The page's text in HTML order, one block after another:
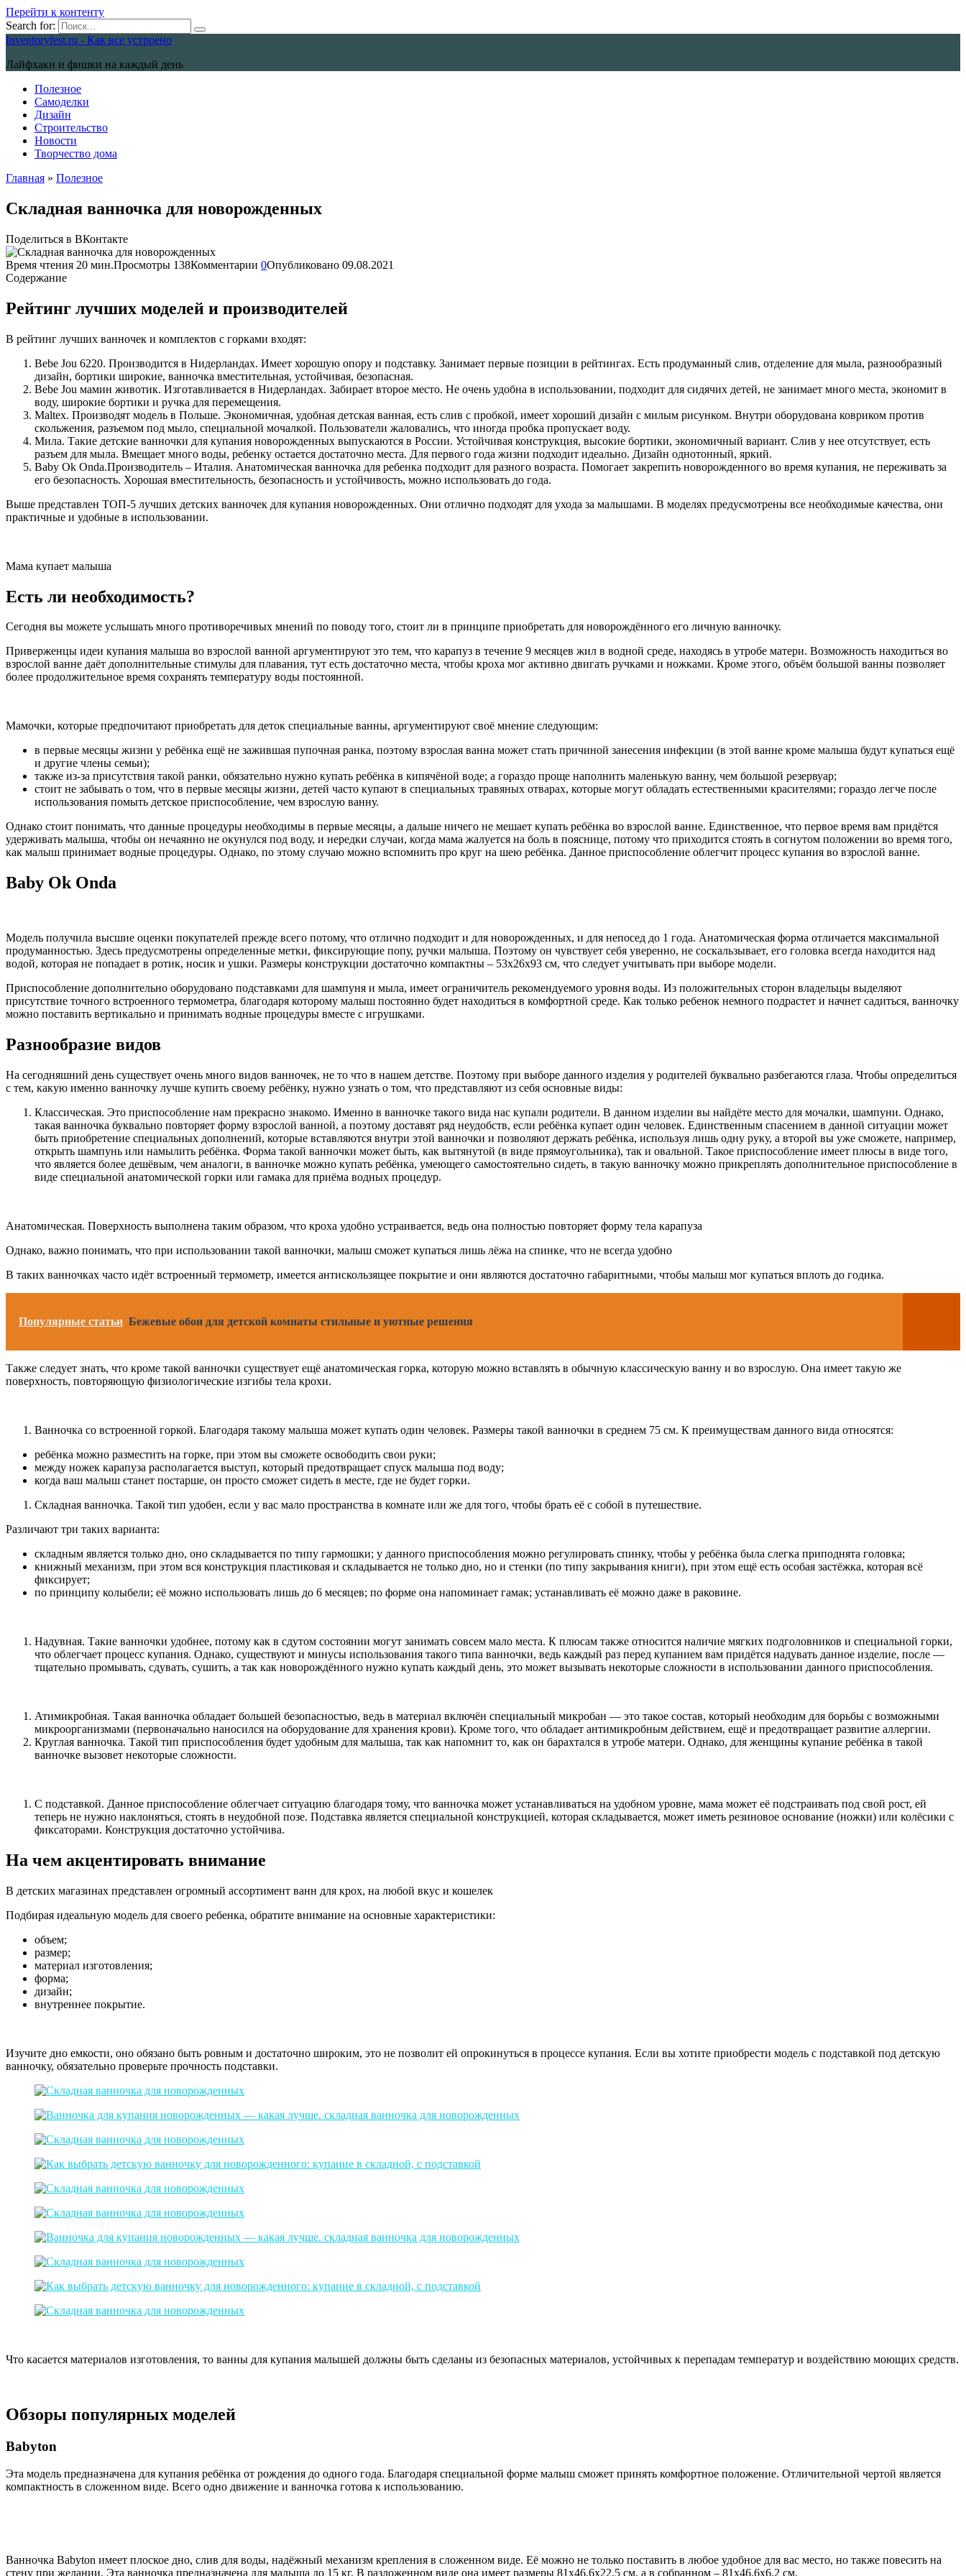
Перейти к контенту
Search for:
Inventoryfest.ru - Как все устроено
Лайфхаки и фишки на каждый день
Полезное
Самоделки
Дизайн
Строительство
Новости
Творчество дома
Главная » Полезное
Складная ванночка для новорожденных
Поделиться в ВКонтакте
Время чтения 20 мин.Просмотры 138Комментарии 0Опубликовано 09.08.2021
Содержание
Рейтинг лучших моделей и производителей
В рейтинг лучших ванночек и комплектов с горками входят:
Bebe Jou 6220. Производится в Нидерландах. Имеет хорошую опору и подставку. Занимает первые позиции в рейтингах. Есть продуманный слив, отделение для мыла, разнообразный
дизайн, бортики широкие, ванночка вместительная, устойчивая, безопасная.
Bebe Jou мамин животик. Изготавливается в Нидерландах. Забирает второе место. Не очень удобна в использовании, подходит для сидячих детей, не занимает много места, экономит в
воду, широкие бортики и ручка для перемещения.
Maltex. Производят модель в Польше. Экономичная, удобная детская ванная, есть слив с пробкой, имеет хороший дизайн с милым рисунком. Внутри оборудована ковриком против
скольжения, разъемом под мыло, специальной мочалкой. Пользователи жаловались, что иногда пробка пропускает воду.
Мила. Такие детские ванночки для купания новорожденных выпускаются в России. Устойчивая конструкция, высокие бортики, экономичный вариант. Слив у нее отсутствует, есть
разъем для мыла. Вмещает много воды, ребенку остается достаточно места. Для первого года жизни подходит идеально. Дизайн однотонный, яркий.
Baby Ok Onda.Производитель – Италия. Анатомическая ванночка для ребенка подходит для разного возраста. Помогает закрепить новорожденного во время купания, не переживать за
его безопасность. Хорошая вместительность, безопасность и устойчивость, можно использовать до года.
Выше представлен ТОП-5 лучших детских ванночек для купания новорожденных. Они отлично подходят для ухода за малышами. В моделях предусмотрены все необходимые качества, они
практичные и удобные в использовании.
Мама купает малыша
Есть ли необходимость?
Сегодня вы можете услышать много противоречивых мнений по поводу того, стоит ли в принципе приобретать для новорождённого его личную ванночку.
Приверженцы идеи купания малыша во взрослой ванной аргументируют это тем, что карапуз в течение 9 месяцев жил в водной среде, находясь в утробе матери. Возможность находиться во
взрослой ванне даёт дополнительные стимулы для плавания, тут есть достаточно места, чтобы кроха мог активно двигать ручками и ножками. Кроме этого, объём большой ванны позволяет
более продолжительное время сохранять температуру воды постоянной.
Мамочки, которые предпочитают приобретать для деток специальные ванны, аргументируют своё мнение следующим:
в первые месяцы жизни у ребёнка ещё не зажившая пупочная ранка, поэтому взрослая ванна может стать причиной занесения инфекции (в этой ванне кроме малыша будут купаться ещё
и другие члены семьи);
также из-за присутствия такой ранки, обязательно нужно купать ребёнка в кипячёной воде; а гораздо проще наполнить маленькую ванну, чем большой резервуар;
стоит не забывать о том, что в первые месяцы жизни, детей часто купают в специальных травяных отварах, которые могут обладать естественными красителями; гораздо легче после
использования помыть детское приспособление, чем взрослую ванну.
Однако стоит понимать, что данные процедуры необходимы в первые месяцы, а дальше ничего не мешает купать ребёнка во взрослой ванне. Единственное, что первое время вам придётся
удерживать малыша, чтобы он нечаянно не окунулся под воду, и нередки случаи, когда мама жалуется на боль в пояснице, потому что приходится стоять в согнутом положении во время того,
как малыш принимает водные процедуры. Однако, по этому случаю можно вспомнить про круг на шею ребёнка. Данное приспособление облегчит процесс купания во взрослой ванне.
Baby Ok Onda
Модель получила высшие оценки покупателей прежде всего потому, что отлично подходит и для новорожденных, и для непосед до 1 года. Анатомическая форма отличается максимальной
продуманностью. Здесь предусмотрены определенные метки, фиксирующие попу, ручки малыша. Поэтому он чувствует себя уверенно, не соскальзывает, его головка всегда находится над
водой, которая не попадает в ротик, носик и ушки. Размеры конструкции достаточно компактны – 53x26x93 см, что следует учитывать при выборе модели.
Приспособление дополнительно оборудовано подставками для шампуня и мыла, имеет ограничитель рекомендуемого уровня воды. Из положительных сторон владельцы выделяют
присутствие точного встроенного термометра, благодаря которому малыш постоянно будет находиться в комфортной среде. Как только ребенок немного подрастет и начнет садиться, ванночку
можно поставить вертикально и принимать водные процедуры вместе с игрушками.
Разнообразие видов
На сегодняшний день существует очень много видов ванночек, не то что в нашем детстве. Поэтому при выборе данного изделия у родителей буквально разбегаются глаза. Чтобы определиться
с тем, какую именно ванночку лучше купить своему ребёнку, нужно узнать о том, что представляют из себя основные виды:
Классическая. Это приспособление нам прекрасно знакомо. Именно в ванночке такого вида нас купали родители. В данном изделии вы найдёте место для мочалки, шампуни. Однако,
такая ванночка буквально повторяет форму взрослой ванной, а поэтому доставят ряд неудобств, если ребёнка купает один человек. Единственным спасением в данной ситуации может
быть приобретение специальных дополнений, которые вставляются внутри этой ванночки и позволяют держать ребёнка, используя лишь одну руку, а второй вы уже сможете, например,
открыть шампунь или намылить ребёнка. Форма такой ванночки может быть, как вытянутой (в виде прямоугольника), так и овальной. Такое приспособление имеет плюсы в виде того,
что является более дешёвым, чем аналоги, в ванночке можно купать ребёнка, умеющего самостоятельно сидеть, в такую ванночку можно прикреплять дополнительное приспособление в
виде специальной анатомической горки или гамака для приёма водных процедур.
Анатомическая. Поверхность выполнена таким образом, что кроха удобно устраивается, ведь она полностью повторяет форму тела карапуза
Однако, важно понимать, что при использовании такой ванночки, малыш сможет купаться лишь лёжа на спинке, что не всегда удобно
В таких ванночках часто идёт встроенный термометр, имеется антискользящее покрытие и они являются достаточно габаритными, чтобы малыш мог купаться вплоть до годика.
Популярные статьи Бежевые обои для детской комнаты стильные и уютные решения
Также следует знать, что кроме такой ванночки существует ещё анатомическая горка, которую можно вставлять в обычную классическую ванну и во взрослую. Она имеет такую же
поверхность, повторяющую физиологические изгибы тела крохи.
Ванночка со встроенной горкой. Благодаря такому малыша может купать один человек. Размеры такой ванночки в среднем 75 см. К преимуществам данного вида относятся:
ребёнка можно разместить на горке, при этом вы сможете освободить свои руки;
между ножек карапуза располагается выступ, который предотвращает спуск малыша под воду;
когда ваш малыш станет постарше, он просто сможет сидеть в месте, где не будет горки.
Складная ванночка. Такой тип удобен, если у вас мало пространства в комнате или же для того, чтобы брать её с собой в путешествие.
Различают три таких варианта:
складным является только дно, оно складывается по типу гармошки; у данного приспособления можно регулировать спинку, чтобы у ребёнка была слегка приподнята головка;
книжный механизм, при этом вся конструкция пластиковая и складывается не только дно, но и стенки (по типу закрывания книги), при этом ещё есть особая застёжка, которая всё
фиксирует;
по принципу колыбели; её можно использовать лишь до 6 месяцев; по форме она напоминает гамак; устанавливать её можно даже в раковине.
Надувная. Такие ванночки удобнее, потому как в сдутом состоянии могут занимать совсем мало места. К плюсам также относится наличие мягких подголовников и специальной горки,
что облегчает процесс купания. Однако, существуют и минусы использования такого типа ванночки, ведь каждый раз перед купанием вам придётся надувать данное изделие, после —
тщательно промывать, сдувать, сушить, а так как новорождённого нужно купать каждый день, это может вызывать некоторые сложности в использовании данного приспособления.
Атимикробная. Такая ванночка обладает большей безопасностью, ведь в материал включён специальный микробан — это такое состав, который необходим для борьбы с возможными
микроорганизмами (первоначально наносился на оборудование для хранения крови). Кроме того, что обладает антимикробным действием, ещё и предотвращает развитие аллергии.
Круглая ванночка. Такой тип приспособления будет удобным для малыша, так как напомнит то, как он барахтался в утробе матери. Однако, для женщины купание ребёнка в такой
ванночке вызовет некоторые сложности.
С подставкой. Данное приспособление облегчает ситуацию благодаря тому, что ванночка может устанавливаться на удобном уровне, мама может её подстраивать под свой рост, ей
теперь не нужно наклоняться, стоять в неудобной позе. Подставка является специальной конструкцией, которая складывается, может иметь резиновое основание (ножки) или колёсики с
фиксаторами. Конструкция достаточно устойчива.
На чем акцентировать внимание
В детских магазинах представлен огромный ассортимент ванн для крох, на любой вкус и кошелек
Подбирая идеальную модель для своего ребенка, обратите внимание на основные характеристики:
объем;
размер;
материал изготовления;
форма;
дизайн;
внутреннее покрытие.
Изучите дно емкости, оно обязано быть ровным и достаточно широким, это не позволит ей опрокинуться в процессе купания. Если вы хотите приобрести модель с подставкой под детскую
ванночку, обязательно проверьте прочность подставки.
Что касается материалов изготовления, то ванны для купания малышей должны быть сделаны из безопасных материалов, устойчивых к перепадам температур и воздействию моющих средств.
Обзоры популярных моделей
Babyton
Эта модель предназначена для купания ребёнка от рождения до одного года. Благодаря специальной форме малыш сможет принять комфортное положение. Отличительной чертой является
компактность в сложенном виде. Всего одно движение и ванночка готова к использованию.
Ванночка Babyton имеет плоское дно, слив для воды, надёжный механизм крепления в сложенном виде. Её можно не только поставить в любое удобное для вас место, но также повесить на
стену при желании. Эта ванночка предназначена для малыша до 15 кг. В разложенном виде она имеет размеры 81х46,6х22,5 см, а в собранном – 81х46,6х6,2 см.